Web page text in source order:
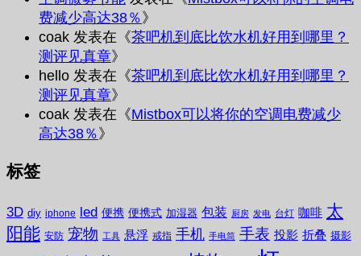
费减少高达38％ 》
coak 发表在《茶吧机到底比饮水机好用到哪里？
测评见真章》
hello 发表在《茶吧机到底比饮水机好用到哪里？
测评见真章》
coak 发表在《Mistbox可以将你的空调电费减少
高达38％ 》
标签
3D diy iphone led 便携 便携式 加湿器 包装 厨房 发电 台灯 咖啡 太
阳能 安防 宠物 工具 悬浮 戒指 手机 手电筒 手表 投影 折叠 摄影